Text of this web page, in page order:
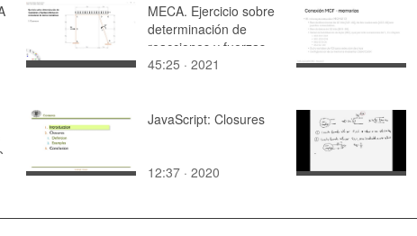
MECA. Ejercicio sobre
determinación de
reacciones y fuerzas
internas en
45:25 · 2021
JavaScript: Closures
12:37 · 2020